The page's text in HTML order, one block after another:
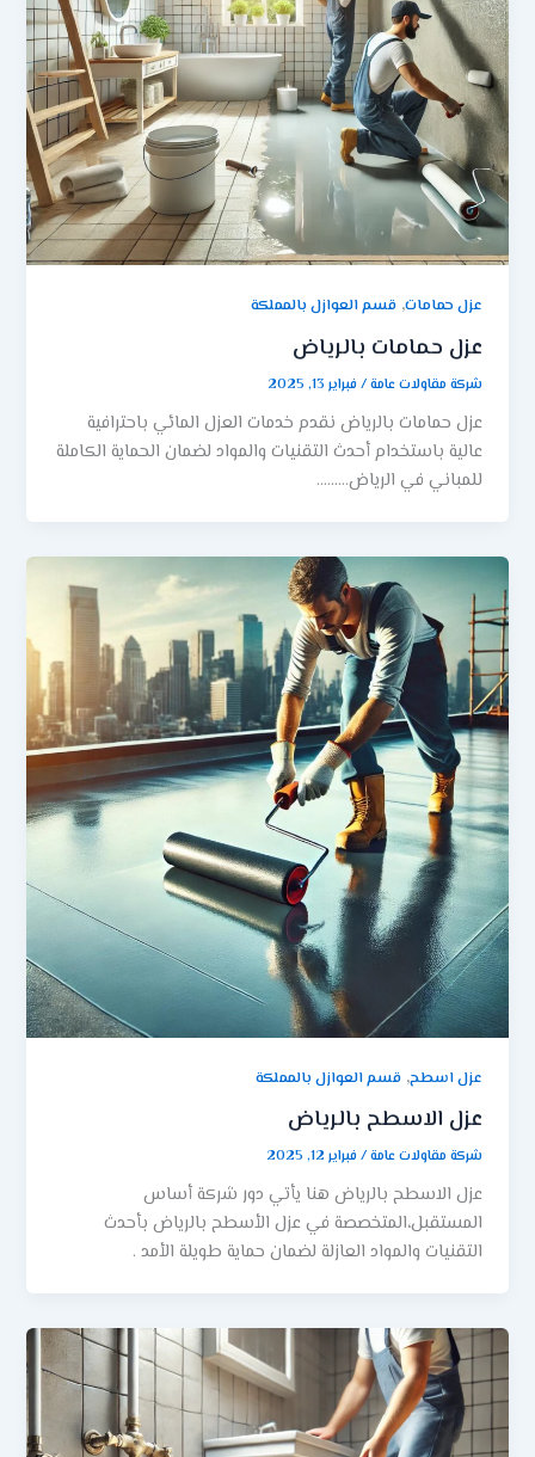
عزل حمامات,قسم العوازل بالمملكة
عزل حمامات بالرياض
شركة مقاولات عامة/ فبراير 13, 2025
عزل حمامات بالرياض نقدم خدمات العزل المائي باحترافية
عالية باستخدام أحدث التقنيات والمواد لضمان الحماية الكاملة
للمباني في الرياض………
عزل اسطح,قسم العوازل بالمملكة
عزل الاسطح بالرياض
شركة مقاولات عامة/ فبراير 12, 2025
عزل الاسطح بالرياض هنا يأتي دور شركة أساس
المستقبل،المتخصصة في عزل الأسطح بالرياض بأحدث
التقنيات والمواد العازلة لضمان حماية طويلة الأمد .